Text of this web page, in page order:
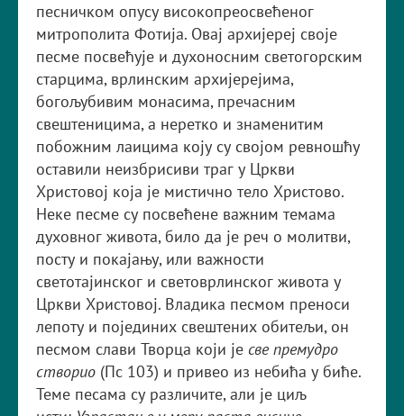
песничком опусу високопреосвећеног
митрополита Фотија. Овај архијереј своје
песме посвећује и духоносним светогорским
старцима, врлинским архијерејима,
богољубивим монасима, пречасним
свештеницима, а неретко и знаменитим
побожним лаицима коју су својом ревношћу
оставили неизбрисиви траг у Цркви
Христовој која је мистично тело Христово.
Неке песме су посвећене важним темама
духовног живота, било да је реч о молитви,
посту и покајању, или важности
светотајинског и световрлинског живота у
Цркви Христовој. Владика песмом преноси
лепоту и појединих свештених обитељи, он
песмом слави Творца који је све премудро
створио (Пс 103) и привео из небића у биће.
Теме песама су различите, али је циљ